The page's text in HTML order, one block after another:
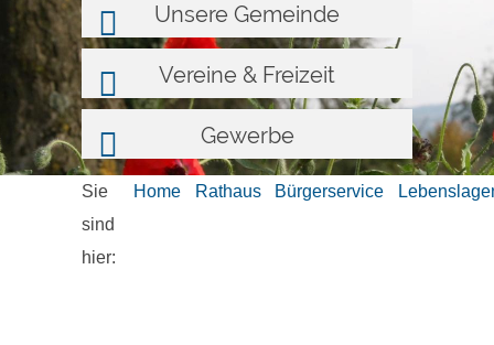
Unsere Gemeinde
Vereine & Freizeit
Gewerbe
Sie
sind
hier:
Home Rathaus Bürgerservice